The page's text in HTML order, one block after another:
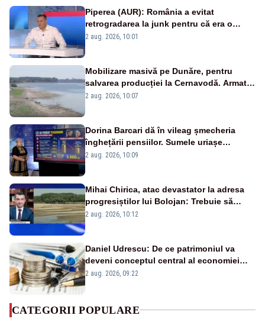
Piperea (AUR): România a evitat
retrogradarea la junk pentru că era o
catastrofă pentru bănci și fondurile de
2 aug. 2026, 10:01
Mobilizare masivă pe Dunăre, pentru
salvarea producției la Cernavodă. Armata
va detona o stâncă și va devia apa
2 aug. 2026, 10:07
Dorina Barcari dă în vileag șmecheria
înghețării pensiilor. Sumele uriașe
pierdute de fiecare român
2 aug. 2026, 10:09
Mihai Chirica, atac devastator la adresa
progresiștilor lui Bolojan: Trebuie să
protejăm și natura, dar nu șținem omaneii
2 aug. 2026, 10:12
Daniel Udrescu: De ce patrimoniul va
deveni conceptul central al economiei
viitoare?
2 aug. 2026, 09:22
CATEGORII POPULARE